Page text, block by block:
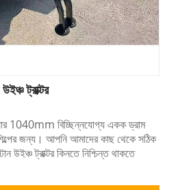
ট্রাক্টর
1040mm বিচ্ছিন্নযোগ্য একক ড্রাম
শিল্পের জন্য। আপনি আমাদের কাছ থেকে সঠিক
উইঞ্চ ট্রাক্টর কিনতে নিশ্চিন্ত থাকতে